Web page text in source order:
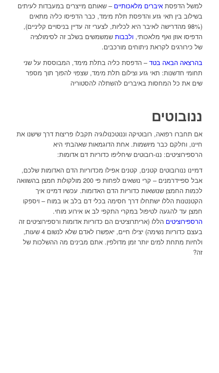
למשל הדפסת איברים מלאכותיים – שאותם מייצרים במעבדות לעיתים
בשילוב בין תאי גזע והדפסת תלת מימד, כבר הדפיסו כליה מתאים
(98% מהדרישה לאיבר היא לכליות, לצערי זה עדיין בניסויים קליניים),
הדפיסו אוזן ואף מלאכותי, ולבבות שמשמשים בשלב זה לסימולציה
של כירורגים לקראת ניתוחים מורכבים.
בהרצאה הבאה בטד– הדפסת כליה בתלת מימד, המבוססת על שני
תחומי חדשנות: תאי גזע וצילום תלת מימד, שצפוי להפוך תוך מספר
שים את כל המחסות באיברים להשתלה להסטוריה
ננובוטים
אם תחברו רפואה, רובוטיקה וננוטכנולוגיה תקבלו פריצות דרך שישנו את
חיינו, וחלקם כבר מיושמות. אחת הדוגמאות שאהבתי היא
הרספירוציטים: ננו-רובוטים שיחליפו כדוריות דם אדומות:
דמיינו ננורובוטים קטנים, קטנים אפילו מכדוריות הדם האדומות שלכם,
אבל ספיידרמנים – קרי נושאים לפחות פי 200 מולקולות חמצן בהשוואה
לכמות החמצן שנושאות כדוריות הדם האדומות. עכשיו דמיינו איך
הקטנטנות הללו ישתחלו דרך חסימה בכלי דם בלב או במוח – ויספקו
חמצן עד להגעה לטיפול במקרי התקפי לב או אירוע מוחי.
הרספירוציטים הללו (אריתרוציטים הם כדוריות אדומות ורספירוציטים זה
בעצם כדוריות נשימה) יצילו חיים, יאפשרו לאדם שלא לנשום 4 שעות,
ולחיות מתחת למים יותר זמן מדולפין. אתם מבינים מה ההשלכות של
זה?